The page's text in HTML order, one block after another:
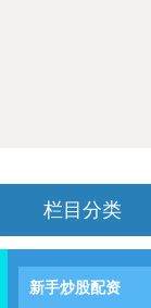
栏目分类
新手炒股配资